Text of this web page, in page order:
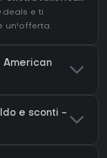
e ti
un'offerta.
American
e sconti -